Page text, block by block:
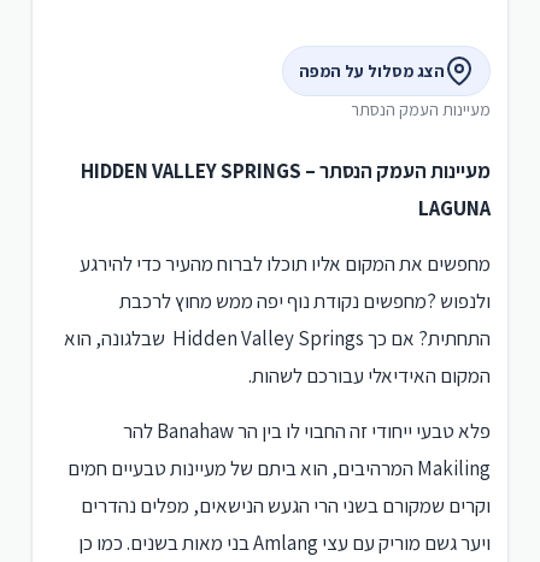
הצג מסלול על המפה
מעיינות העמק הנסתר
מעיינות העמק הנסתר – HIDDEN VALLEY SPRINGS
LAGUNA
מחפשים את המקום אליו תוכלו לברוח מהעיר כדי להירגע
ולנפוש ?מחפשים נקודת נוף יפה ממש מחוץ לרכבת
התחתית? אם כך Hidden Valley Springs שבלגונה, הוא
המקום האידיאלי עבורכם לשהות.
פלא טבעי ייחודי זה החבוי לו בין הר Banahaw להר
Makiling המרהיבים, הוא ביתם של מעיינות טבעיים חמים
וקרים שמקורם בשני הרי הגעש הנישאים, מפלים נהדרים
ויער גשם מוריק עם עצי Amlang בני מאות בשנים. כמו כן